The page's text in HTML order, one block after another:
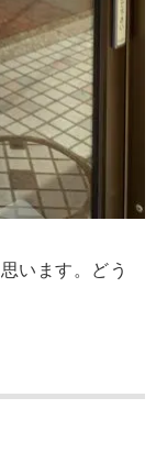
います。どう